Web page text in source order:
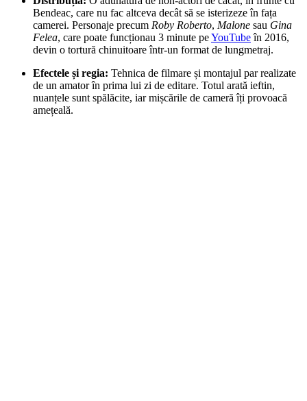
Bendeac, care nu fac altceva decât să se isterizeze în fața
camerei. Personaje precum Roby Roberto, Malone sau Gina
Felea, care poate funcționau 3 minute peYouTubeîn 2016,
devin o tortură chinuitoare într-un format de lungmetraj.
Efectele și regia: Tehnica de filmare și montajul par realizate
de un amator în prima lui zi de editare. Totul arată ieftin,
nuanțele sunt spălăcite, iar mișcările de cameră îți provoacă
amețeală.